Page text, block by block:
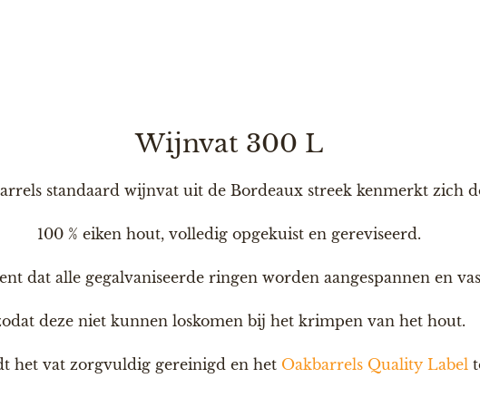
Wijnvat 300 L
standaard wijnvat uit de Bordeaux streek kenmerkt zich
100 % eiken hout, volledig opgekuist en gereviseerd.
dat alle gegalvaniseerde ringen worden aangespannen en
deze niet kunnen loskomen bij het krimpen van het hout.
het vat zorgvuldig gereinigd en het Oakbarrels Quality Label